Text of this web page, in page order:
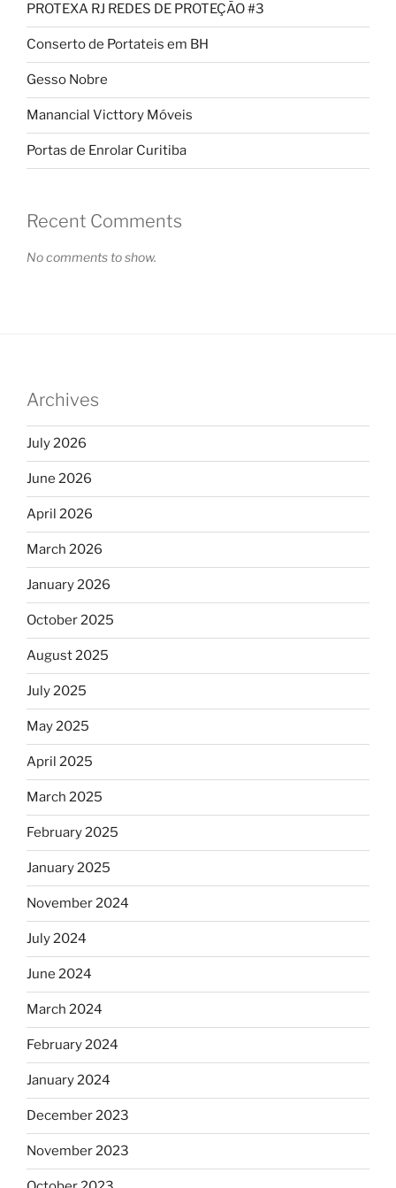
PROTEXA RJ REDES DE PROTEÇÃO #3
Conserto de Portateis em BH
Gesso Nobre
Manancial Victtory Móveis
Portas de Enrolar Curitiba
Recent Comments
No comments to show.
Archives
July 2026
June 2026
April 2026
March 2026
January 2026
October 2025
August 2025
July 2025
May 2025
April 2025
March 2025
February 2025
January 2025
November 2024
July 2024
June 2024
March 2024
February 2024
January 2024
December 2023
November 2023